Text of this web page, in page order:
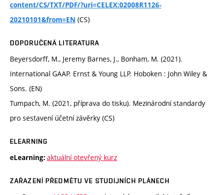
content/CS/TXT/PDF/?uri=CELEX:02008R1126-
20210101&from=EN (CS)
DOPORUČENÁ LITERATURA
Beyersdorff, M., Jeremy Barnes, J., Bonham, M. (2021).
International GAAP. Ernst & Young LLP. Hoboken : John Wiley &
Sons. (EN)
Tumpach, M. (2021, příprava do tisku). Mezinárodní standardy
pro sestavení účetní závěrky (CS)
ELEARNING
eLearning: aktuální otevřený kurz
ZAŘAZENÍ PŘEDMĚTU VE STUDIJNÍCH PLÁNECH